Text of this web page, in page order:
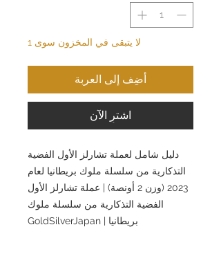
لا يتبقى في المخزون سوى 1
أضِف إلى العربة
اشترِ الآن
دليل شامل لعملة تشارلز الأول الفضية
التذكارية من سلسلة ملوك بريطانيا لعام
2023 (وزن 2 أونصة) | عملة تشارلز الأول
الفضية التذكارية من سلسلة ملوك
بريطانيا | GoldSilverJapan